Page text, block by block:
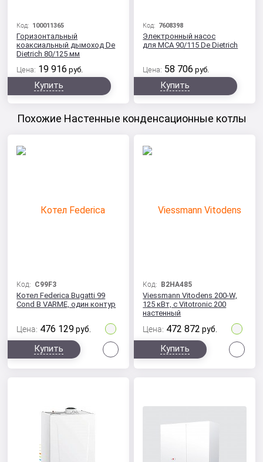
Код: 100011365
Горизонтальный
коаксиальный дымоход De
Dietrich 80/125 мм
Цена: 19 916 руб.
Купить
Код: 7608398
Электронный насос
для МСА 90/115 De Dietrich
Цена: 58 706 руб.
Купить
Похожие Настенные конденсационные котлы
Код: C99F3
Котел Federica Bugatti 99
Cond B VARME, один контур
Цена: 476 129 руб.
Купить
Код: B2HA485
Viessmann Vitodens 200-W,
125 кВт, с Vitotronic 200
настенный
Цена: 472 872 руб.
Купить